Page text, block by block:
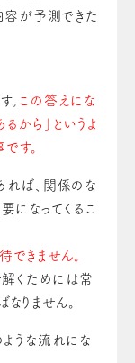
容が予測できた
この答えにな
から」というよ
す。
ば、関係のな
になってくるこ
きません。
くためには常
りません。
うな流れにな